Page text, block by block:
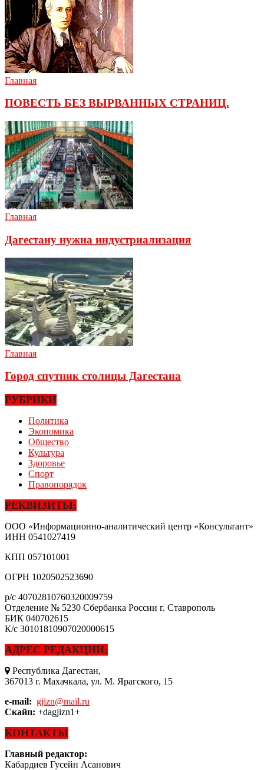
Главная
ПОВЕСТЬ БЕЗ ВЫРВАННЫХ СТРАНИЦ.
Главная
Дагестану нужна индустриализация
Главная
Город спутник столицы Дагестана
РУБРИКИ
Политика
Экономика
Общество
Культура
Здоровье
Спорт
Правопорядок
РЕКВИЗИТЫ:
ООО «Информационно-аналитический центр «Консультант»
ИНН 0541027419
КПП 057101001
ОГРН 1020502523690
р/с 40702810760320009759
Отделение № 5230 Сбербанка России г. Ставрополь
БИК 040702615
К/с 30101810907020000615
АДРЕС РЕДАКЦИИ:
Республика Дагестан,
367013 г. Махачкала, ул. М. Ярагского, 15
e-mail: gjizn@mail.ru
Скайп: +dagjizn1+
КОНТАКТЫ
Главный редактор:
Кабардиев Гусейн Асанович